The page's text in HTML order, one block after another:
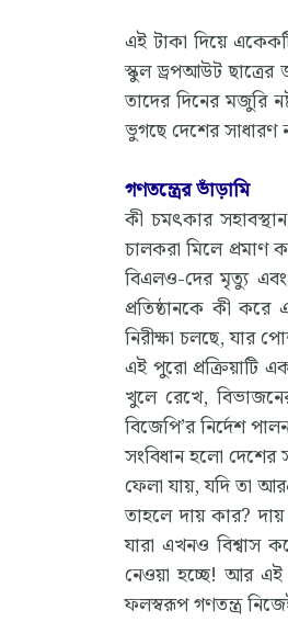
এই টাকা দিয়ে
স্কুল ড্রপআউট ছাত্রের
তাদের দিনের মজুরি
ভুগছে দেশের সাধারণ
গণতন্ত্রের ভাঁড়ামি
কী চমৎকার
চালকরা মিলে প্রমাণ
বিএলও-দের মৃত্যু
প্রতিষ্ঠানকে কী করে
নিরীক্ষা চলছে, যার
এই পুরো প্রক্রিয়াটি
খুলে রেখে,
বিজেপি’র নির্দেশ
সংবিধান হলো
ফেলা যায়, যদি তা
তাহলে দায় কার?
যারা এখনও বিশ্বাস
নেওয়া হচ্ছে! আর এই
ফলস্বরূপ গণতন্ত্র